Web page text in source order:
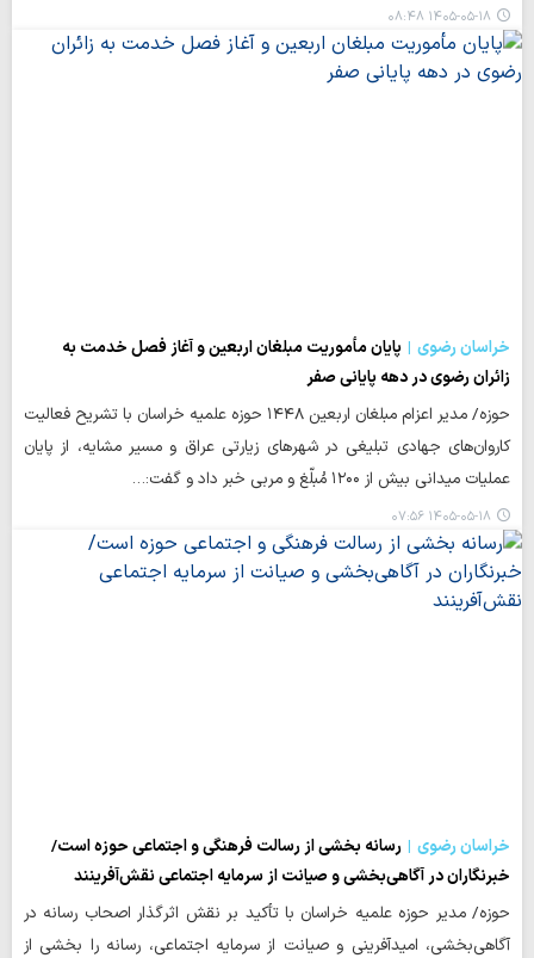
۱۴۰۵-۰۵-۱۸ ۰۸:۴۸
خراسان رضوی
پایان مأموریت مبلغان اربعین و آغاز فصل خدمت به
زائران رضوی در دهه پایانی صفر
حوزه/ مدیر اعزام مبلغان اربعین ۱۴۴۸ حوزه علمیه خراسان با تشریح فعالیت
کاروان‌های جهادی تبلیغی در شهرهای زیارتی عراق و مسیر مشایه، از پایان
عملیات میدانی بیش از ۱۲۰۰ مُبلّغ و مربی خبر داد و گفت:…
۱۴۰۵-۰۵-۱۸ ۰۷:۵۶
خراسان رضوی
رسانه بخشی از رسالت فرهنگی و اجتماعی حوزه است/
خبرنگاران در آگاهی‌بخشی و صیانت از سرمایه اجتماعی نقش‌آفرینند
حوزه/ مدیر حوزه علمیه خراسان با تأکید بر نقش اثرگذار اصحاب رسانه در
آگاهی‌بخشی، امیدآفرینی و صیانت از سرمایه اجتماعی، رسانه را بخشی از